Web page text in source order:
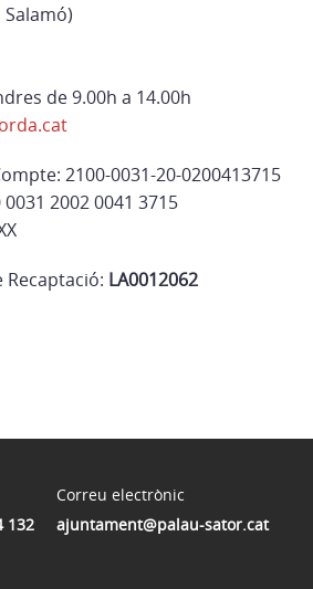
Salamó)
de 9.00h a 14.00h
2100-0031-20-0200413715
0031 2002 0041 3715
Recaptació: LA0012062
132
Correu electrònic
ajuntament@palau-sator.cat